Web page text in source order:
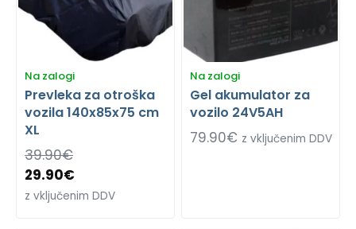
Na zalogi
Prevleka za otroška
vozila 140x85x75 cm
XL
39.90€
29.90€
z vključenim DDV
Na zalogi
Gel akumulator za
vozilo 24V5AH
79.90€ z vključenim DDV